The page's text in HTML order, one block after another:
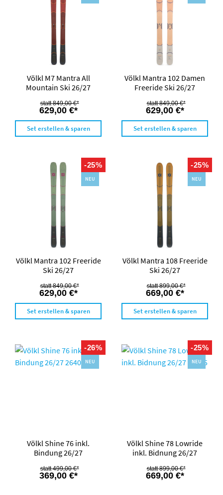
Völkl M7 Mantra All
Mountain Ski 26/27
629,00 €*
849,00 €*
Set erstellen & sparen
Völkl Mantra 102 Damen
Freeride Ski 26/27
629,00 €*
849,00 €*
Set erstellen & sparen
-25%
NEU
Völkl Mantra 102 Freeride
Ski 26/27
629,00 €*
849,00 €*
Set erstellen & sparen
-25%
NEU
Völkl Mantra 108 Freeride
Ski 26/27
669,00 €*
899,00 €*
Set erstellen & sparen
-26%
NEU
Völkl Shine 76 inkl.
Bindung 26/27
369,00 €*
499,00 €*
-25%
NEU
Völkl Shine 78 Lowride
inkl. Bidnung 26/27
669,00 €*
899,00 €*